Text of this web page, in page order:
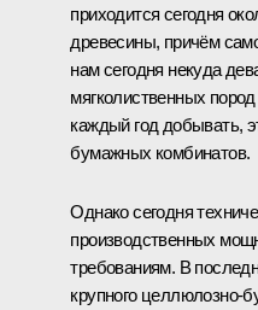
приходится сегодня
древесины, причём
нам сегодня некуда
мягколиственных
каждый год добывать,
бумажных комбинатов.
Однако сегодня
производственных
требованиям. В
крупного целлюлозно-